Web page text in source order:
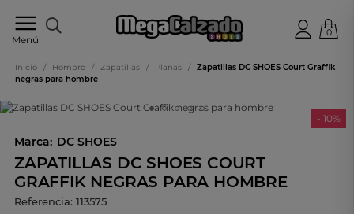
Menú
online
0
Inicio / Hombre / Zapatillas / Planas /
Zapatillas DC SHOES Court Graffik
negras para hombre
- 10%
Marca: DC SHOES
ZAPATILLAS DC SHOES COURT
GRAFFIK NEGRAS PARA HOMBRE
Referencia: 113575